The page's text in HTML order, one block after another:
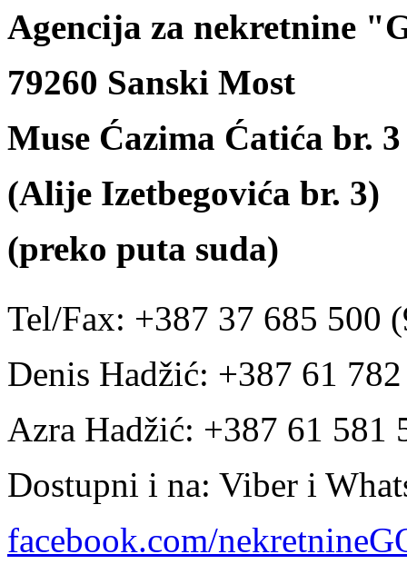
Agencija za nekretnine
79260 Sanski Most
Muse Ćazima Ćatića br. 3
(Alije Izetbegovića br. 3)
(preko puta suda)
Tel/Fax: +387 37 685 500
Denis Hadžić: +387 61
Azra Hadžić: +387 61 581
Dostupni i na: Viber i
facebook.com/